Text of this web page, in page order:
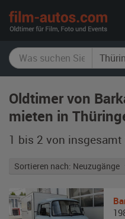
Oldtimer von
mieten in
1 bis 2 von insgesamt
Sortieren nach: Neuzugänge